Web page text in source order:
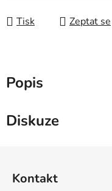
Tisk Zeptat se
Popis
Diskuze
Kontakt